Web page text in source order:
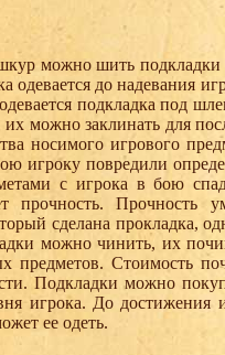
можно шить подкладки
одевается до надевания
подкладка под
их можно заклинать для
носимого игрового
игроку повредили
с игрока в бою
прочность. Прочность
сделана прокладка,
можно чинить, их
предметов. Стоимость
Подкладки можно
игрока. До
ее одеть.